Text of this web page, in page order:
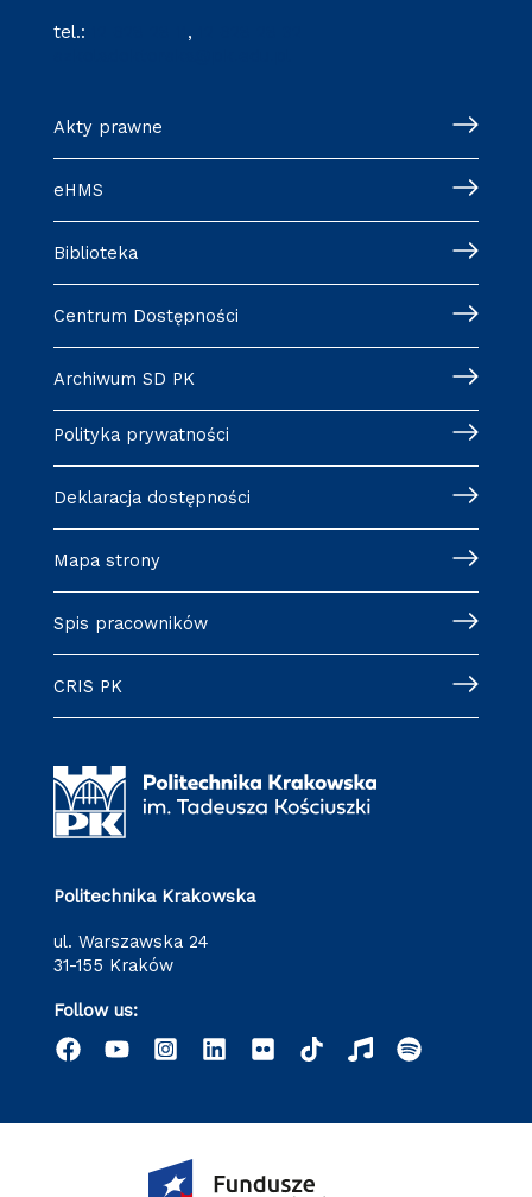
tel.: ,
Akty prawne
eHMS
Biblioteka
Centrum Dostępności
Archiwum SD PK
Polityka prywatności
Deklaracja dostępności
Mapa strony
Spis pracowników
CRIS PK
Politechnika Krakowska
ul. Warszawska 24
31-155 Kraków
Follow us: